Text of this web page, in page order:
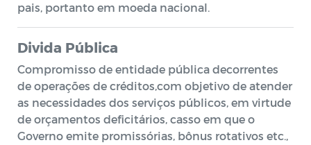
pais, portanto em moeda nacional.
Divida Pública
Compromisso de entidade pública decorrentes
de operações de créditos,com objetivo de atender
as necessidades dos serviços públicos, em virtude
de orçamentos deficitários, casso em que o
Governo emite promissórias, bônus rotativos etc.,